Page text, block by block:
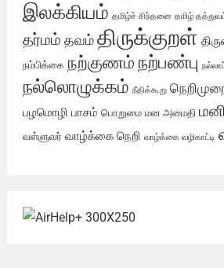
இலக்கியம் தமிழ்ச் சிந்தனை தமிழ்
தர்மம் தவம்திருக்குறள்
நம்பிக்கை நற்குணம் நற்பண்பு
நல்லொழுக்கம் நீதிக்கூறு
பழமொழி பாசம் பொறுமை மன அமைதி
வள்ளுவர் வாழ்க்கை நெறி வாழ்க்கை வழிகாட்டி